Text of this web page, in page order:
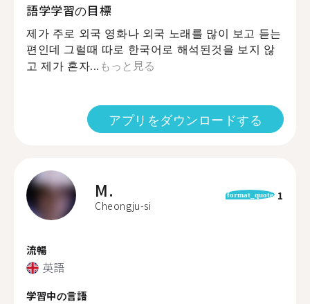
語学学習の目標
제가 주로 외국 영화나 외국 노래를 많이 보고 듣는
편인데 그럴때 따로 한국어로 해석된것을 보지 않
고 제가 혼자... もっと見る
アプリをダウンロードする
M.
Cheongju-si
format_quote 1
流暢
英語
学習中の言語